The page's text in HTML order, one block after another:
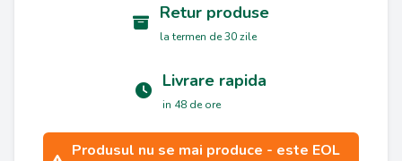
Retur produse
la termen de 30 zile
Livrare rapida
in 48 de ore
Produsul nu se mai produce - este EOL